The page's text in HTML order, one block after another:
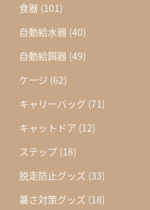
食器 (101)
自動給水器 (40)
自動給餌器 (49)
ケージ (62)
キャリーバッグ (71)
キャットドア (12)
ステップ (18)
脱走防止グッズ (33)
暑さ対策グッズ (18)